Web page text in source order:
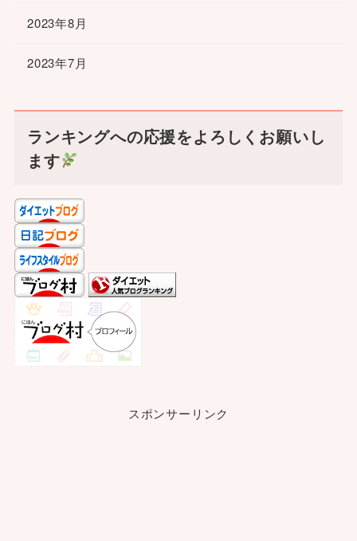
2023年8月
2023年7月
ランキングへの応援をよろしくお願いし
ます
スポンサーリンク